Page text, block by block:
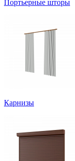
Портьерные шторы
Карнизы